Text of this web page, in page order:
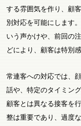
する雰囲気を作り、顧
別対応を可能にします
いう声かけや、前回の
どにより、顧客は特別
常連客への対応では、
話や、特定のタイミン
顧客とは異なる接客を
整は重要であり、過度